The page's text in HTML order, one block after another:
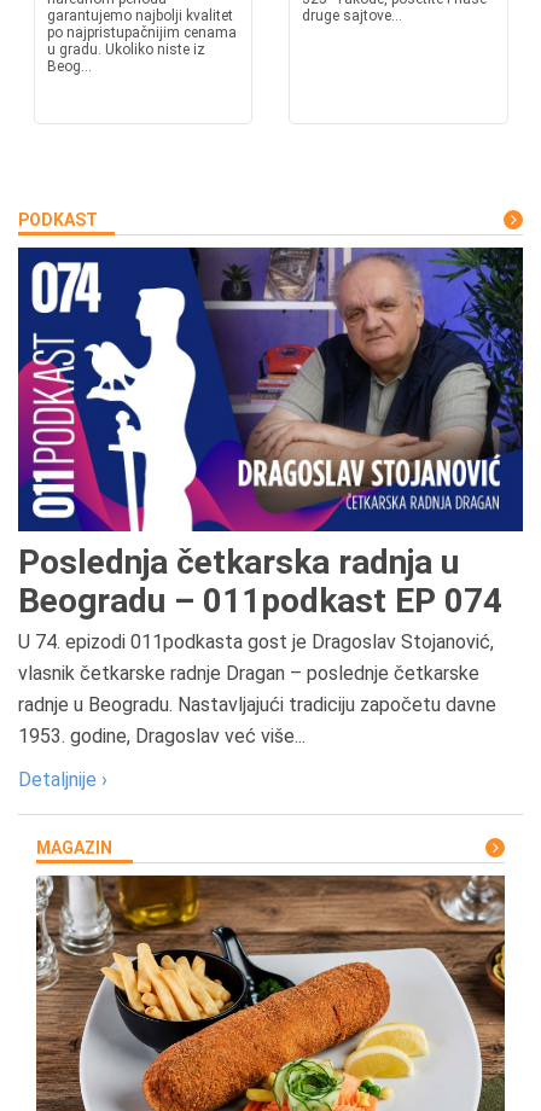
garantujemo najbolji kvalitet
po najpristupačnijim cenama
u gradu. Ukoliko niste iz
Beog...
druge sajtove...
PODKAST
Poslednja četkarska radnja u
Beogradu – 011podkast EP 074
U 74. epizodi 011podkasta gost je Dragoslav Stojanović,
vlasnik četkarske radnje Dragan – poslednje četkarske
radnje u Beogradu. Nastavljajući tradiciju započetu davne
1953. godine, Dragoslav već više...
Detaljnije ›
MAGAZIN